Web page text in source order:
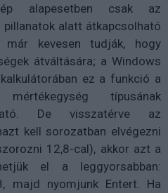
alapesetben csak az
pillanatok alatt átkapcsolható
kevesen tudják, hogy
átváltására; a Windows
ez a funkció a
típusának
De visszatérve az
kell sorozatban elvégezni
12,8-cal), akkor azt a
el a leggyorsabban:
majd nyomjunk Entert. Ha